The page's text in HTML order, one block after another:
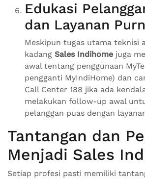
Edukasi
dan Layanan
Meskipun tugas utama teknisi
kadang Sales Indihome juga
awal tentang penggunaan
pengganti MyIndiHome) dan
Call Center 188 jika ada
melakukan follow-up awal
pelanggan puas dengan
Tantangan dan
Menjadi Sales
Setiap profesi pasti memiliki